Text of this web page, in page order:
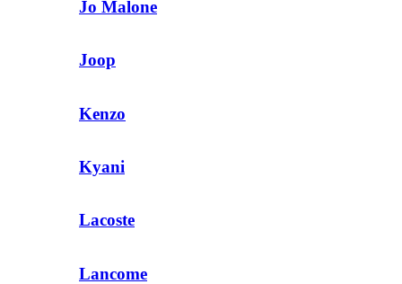
Jo Malone
Joop
Kenzo
Kyani
Lacoste
Lancome